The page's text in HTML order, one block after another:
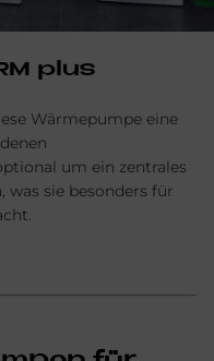
plus
Wärmepumpe eine
um ein zentrales
sie besonders für